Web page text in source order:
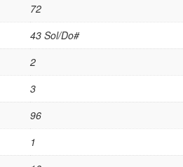
72
43 Sol/Do#
2
3
96
1